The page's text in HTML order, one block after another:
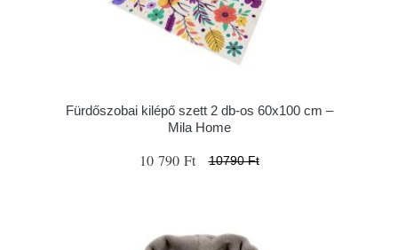
Fürdőszobai kilépő szett 2 db-os 60x100 cm –
Mila Home
10 790 Ft 10790 Ft